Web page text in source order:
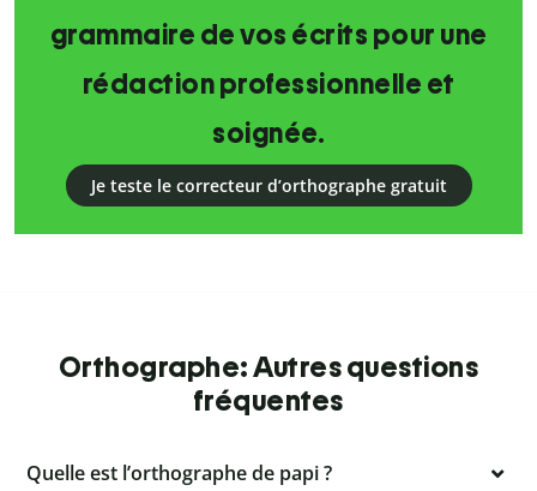
grammaire de vos écrits pour une
rédaction professionnelle et
soignée.
Je teste le correcteur d’orthographe gratuit
Orthographe: Autres questions
fréquentes
Quelle est l’orthographe de papi ?